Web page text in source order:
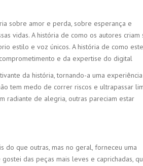
sobre amor e perda, sobre esperança e
vidas. A história de como os autores criam
estilo e voz únicos. A história de como este
e da expertise do digital
da história, tornando-a uma experiência
tem medo de correr riscos e ultrapassar
radiante de alegria, outras pareciam estar
do que outras, mas no geral, forneceu uma
das peças mais leves e caprichadas,